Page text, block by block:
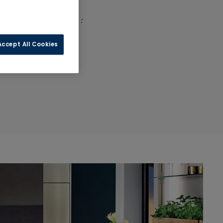
Inox dans ces couleurs :
All Cookies